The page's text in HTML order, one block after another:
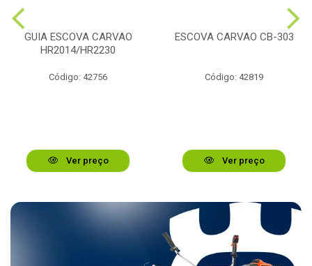
GUIA ESCOVA CARVAO
HR2014/HR2230
Código: 42756
Ver preço
ESCOVA CARVAO CB-303
Código: 42819
Ver preço